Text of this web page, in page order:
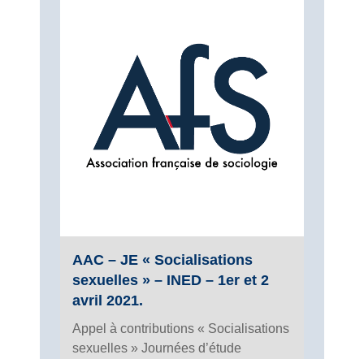
AAC – JE « Socialisations
sexuelles » – INED – 1er et 2
avril 2021.
Appel à contributions « Socialisations
sexuelles » Journées d’étude